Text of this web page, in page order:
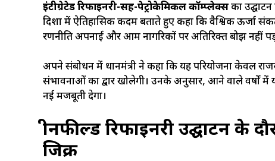
इंटीग्रेटेड रिफाइनरी-सह-पेट्रोकेमिकल कॉम्प्लेक्सका
दिशा में ऐतिहासिक कदम बताते हुए कहा कि वैश्विक ऊर्जा
रणनीति अपनाई और आम नागरिकों पर अतिरिक्त बोझ नहीं
अपने संबोधन में प्रधानमंत्री ने कहा कि यह परियोजना केवल
संभावनाओं का द्वार खोलेगी। उनके अनुसार, आने वाले वर्षों में
नई मजबूती देगा।
ग्रीनफील्ड रिफाइनरी उद्घाटन के
जिक्र